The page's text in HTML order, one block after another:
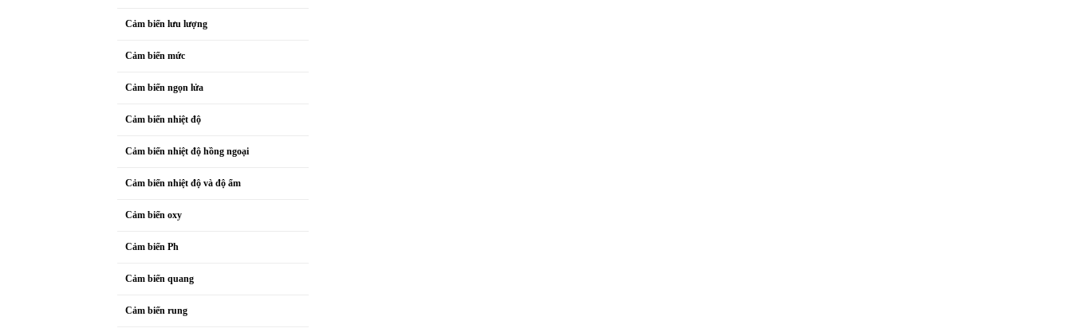
Cảm biến lưu lượng
Cảm biến mức
Cảm biến ngọn lửa
Cảm biến nhiệt độ
Cảm biến nhiệt độ hồng ngoại
Cảm biến nhiệt độ và độ ẩm
Cảm biến oxy
Cảm biến Ph
Cảm biến quang
Cảm biến rung